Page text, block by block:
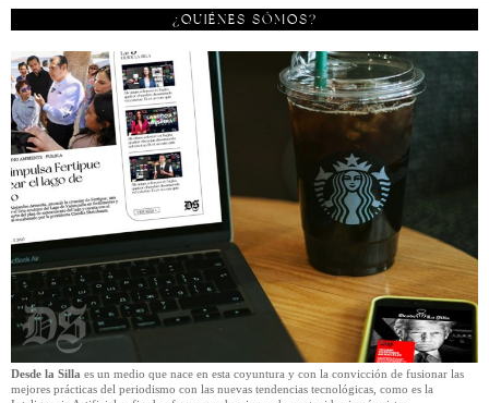
¿QUIÉNES SÓMOS?
Desde la Silla es un medio que nace en esta coyuntura y con la convicción de fusionar las
mejores prácticas del periodismo con las nuevas tendencias tecnológicas, como es la